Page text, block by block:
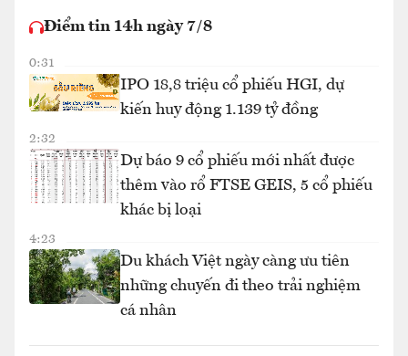
Điểm tin 14h ngày 7/8
0:31
IPO 18,8 triệu cổ phiếu HGI, dự
kiến huy động 1.139 tỷ đồng
2:32
Dự báo 9 cổ phiếu mới nhất được
thêm vào rổ FTSE GEIS, 5 cổ phiếu
khác bị loại
4:23
Du khách Việt ngày càng ưu tiên
những chuyến đi theo trải nghiệm
cá nhân